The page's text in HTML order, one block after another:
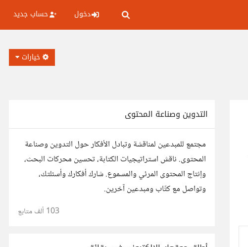
دخول حساب جديد
خيارات
التدوين وصناعة المحتوى
مجتمع للمبدعين لمناقشة وتبادل الأفكار حول التدوين وصناعة
المحتوى. ناقش استراتيجيات الكتابة، تحسين محركات البحث،
وإنتاج المحتوى المرئي والمسموع. شارك أفكارك وأسئلتك،
وتواصل مع كتّاب ومبدعين آخرين.
103 ألف متابع